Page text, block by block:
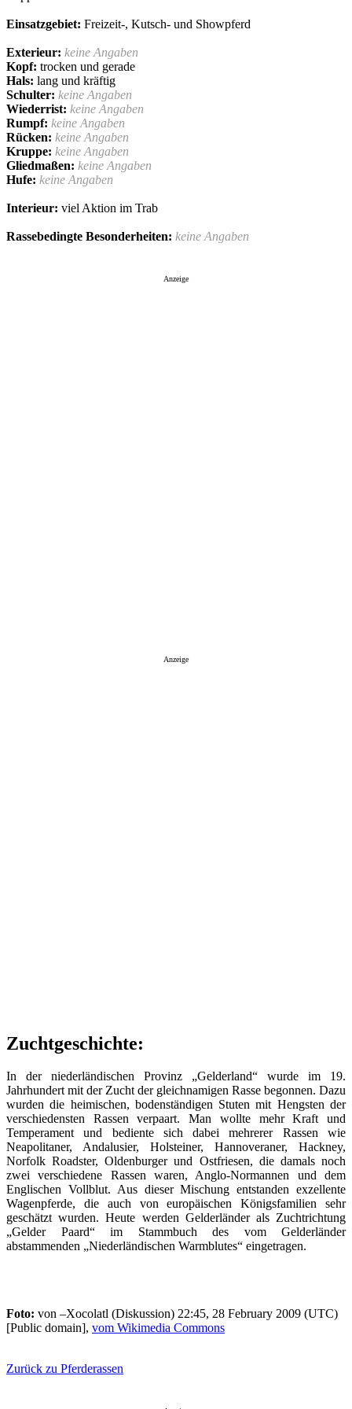
Einsatzgebiet: Freizeit-, Kutsch- und Showpferd
Exterieur: keine Angaben
Kopf: trocken und gerade
Hals: lang und kräftig
Schulter: keine Angaben
Wiederrist: keine Angaben
Rumpf: keine Angaben
Rücken: keine Angaben
Kruppe: keine Angaben
Gliedmaßen: keine Angaben
Hufe: keine Angaben
Interieur: viel Aktion im Trab
Rassebedingte Besonderheiten: keine Angaben
Anzeige
Anzeige
Zuchtgeschichte:
In der niederländischen Provinz „Gelderland“ wurde im 19.
Jahrhundert mit der Zucht der gleichnamigen Rasse begonnen. Dazu
wurden die heimischen, bodenständigen Stuten mit Hengsten der
verschiedensten Rassen verpaart. Man wollte mehr Kraft und
Temperament und bediente sich dabei mehrerer Rassen wie
Neapolitaner, Andalusier, Holsteiner, Hannoveraner, Hackney,
Norfolk Roadster, Oldenburger und Ostfriesen, die damals noch
zwei verschiedene Rassen waren, Anglo-Normannen und dem
Englischen Vollblut. Aus dieser Mischung entstanden exzellente
Wagenpferde, die auch von europäischen Königsfamilien sehr
geschätzt wurden. Heute werden Gelderländer als Zuchtrichtung
„Gelder Paard“ im Stammbuch des vom Gelderländer
abstammenden „Niederländischen Warmblutes“ eingetragen.
Foto: von –Xocolatl (Diskussion) 22:45, 28 February 2009 (UTC)
[Public domain], vom Wikimedia Commons
Zurück zu Pferderassen